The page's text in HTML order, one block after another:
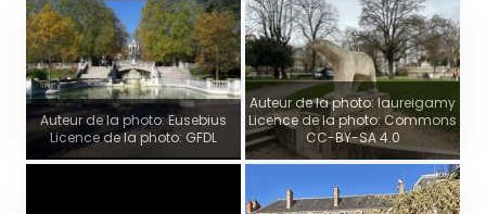
Auteur de la photo: Eusebius
Licence de la photo: GFDL
Auteur de la photo: laureigamy
Licence de la photo: Commons
CC-BY-SA 4.0